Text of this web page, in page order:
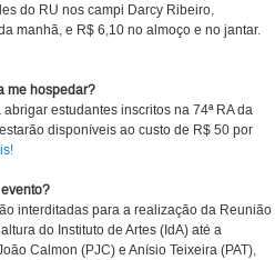
do RU nos campi Darcy Ribeiro,
manhã, e R$ 6,10 no almoço e no jantar.
me hospedar?
estudantes inscritos na 74ª RA da
disponíveis ao custo de R$ 50 por
interditadas para a realização da Reunião
do Instituto de Artes (IdA) até a
Calmon (PJC) e Anísio Teixeira (PAT),